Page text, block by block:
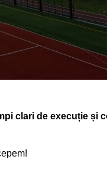
clari de execuție și